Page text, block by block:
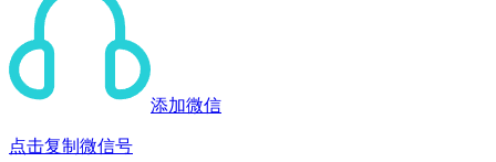
添加微信
点击复制微信号